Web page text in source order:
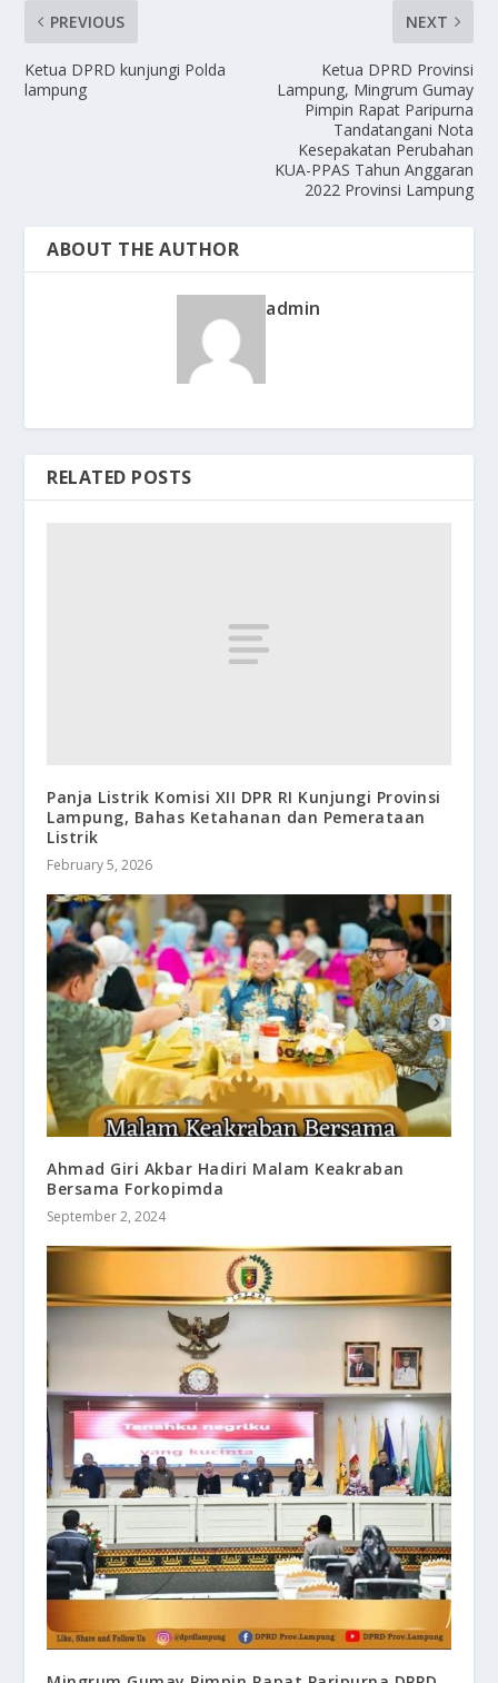
PREVIOUS
Ketua DPRD kunjungi Polda
lampung
NEXT
Ketua DPRD Provinsi
Lampung, Mingrum Gumay
Pimpin Rapat Paripurna
Tandatangani Nota
Kesepakatan Perubahan
KUA-PPAS Tahun Anggaran
2022 Provinsi Lampung
ABOUT THE AUTHOR
admin
RELATED POSTS
Panja Listrik Komisi XII DPR RI Kunjungi Provinsi
Lampung, Bahas Ketahanan dan Pemerataan
Listrik
February 5, 2026
Ahmad Giri Akbar Hadiri Malam Keakraban
Bersama Forkopimda
September 2, 2024